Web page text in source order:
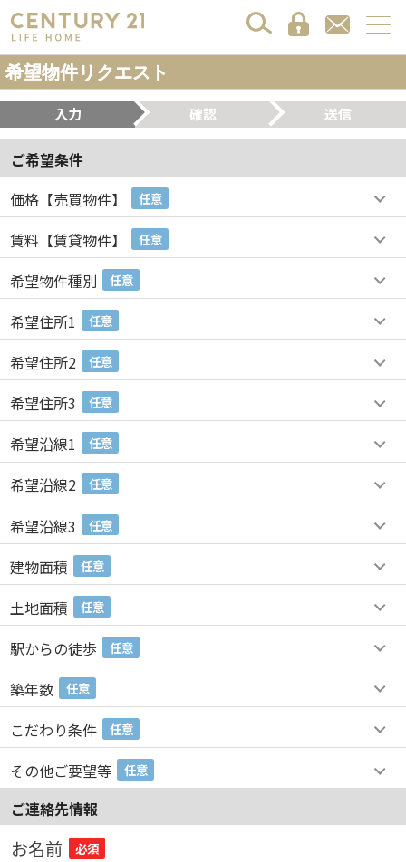
希望物件リクエスト
入力 確認 送信
ご希望条件
価格【売買物件】
任意
賃料【賃貸物件】 任意
希望物件種別 任意
希望住所1 任意
希望住所2 任意
希望住所3 任意
希望沿線1 任意
希望沿線2 任意
希望沿線3 任意
建物面積 任意
土地面積 任意
駅からの徒歩 任意
築年数 任意
こだわり条件 任意
その他ご要望等 任意
ご連絡先情報
お名前 必須